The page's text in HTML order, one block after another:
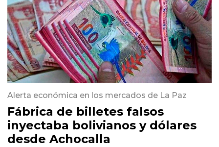
Alerta económica en los mercados de La Paz
Fábrica de billetes falsos
inyectaba bolivianos y dólares
desde Achocalla